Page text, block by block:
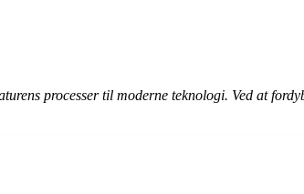
processer til moderne teknologi. Ved at